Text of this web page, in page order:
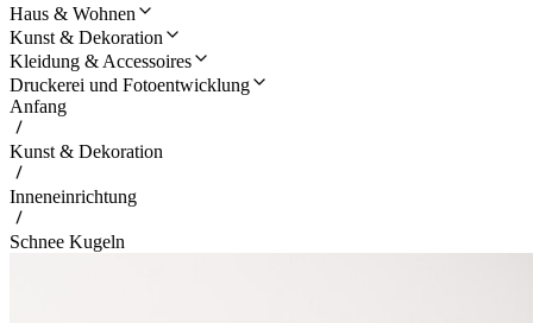
Haus & Wohnen
Kunst & Dekoration
Kleidung & Accessoires
Druckerei und Fotoentwicklung
Anfang
Kunst & Dekoration
Inneneinrichtung
Schnee Kugeln